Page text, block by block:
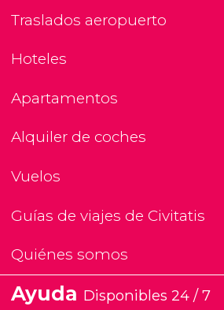
Traslados aeropuerto
Hoteles
Apartamentos
Alquiler de coches
Vuelos
Guías de viajes de Civitatis
Quiénes somos
Ayuda Disponibles 24 / 7